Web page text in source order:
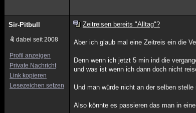
Sir-Pitbull
dabei seit 2008
Profil anzeigen
Private Nachricht
Link kopieren
Lesezeichen setzen
Zeitreisen bereits "Alltag"?
Aber ich glaub mal eine Zeitreis ein die
Denn wenn ich jetzt 5 min ind die
und was ist wenn ich dann doch nicht
Und man würde nicht an der selben
Also könnte es passieren das man in